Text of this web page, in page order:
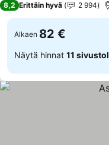
8,2 Erittäin hyvä 2 994
Alkaen 82 €
Näytä hinnat 11